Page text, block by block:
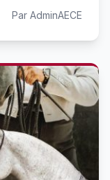
Par AdminAECE